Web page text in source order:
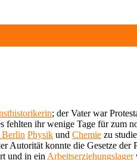
; der Vater war
fehlten ihr wenige Tage für zum
Berlin Physik und Chemie zu
Autorität konnte die Gesetze
und in ein Arbeitserziehungslager